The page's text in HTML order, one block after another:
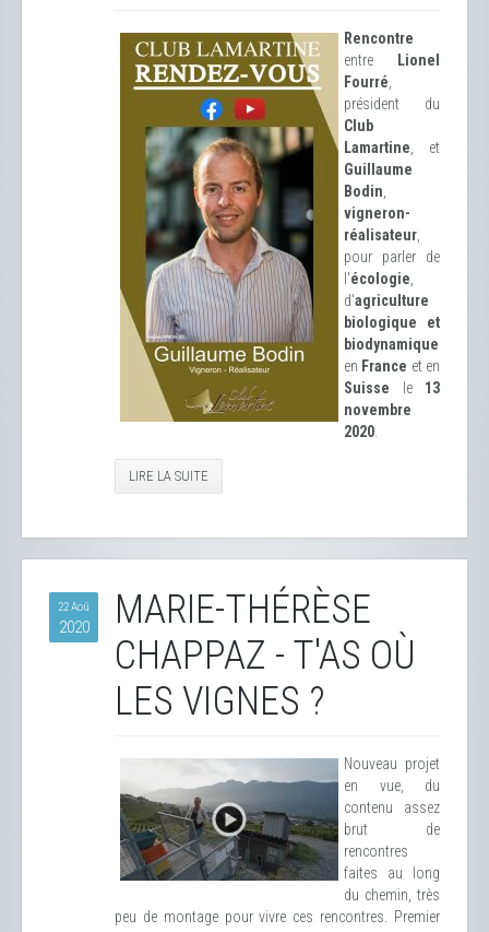
Rencontre
entre
Lionel
Fourré
président du
Club
Lamartine , et
Guillaume
Bodin
vigneron-
réalisateur
pour parler de
l'écologie
d'agriculture
biologique et
biodynamique
en France et en
Suisse le 13
novembre
2020
LIRE LA SUITE
22 Aoû
2020
MARIE-THÉRÈSE
CHAPPAZ - T'AS OÙ
LES VIGNES ?
Nouveau projet
en vue, du
contenu assez
brut de
rencontres
faites au long
du chemin, très
peu de montage pour vivre ces rencontres. Premier